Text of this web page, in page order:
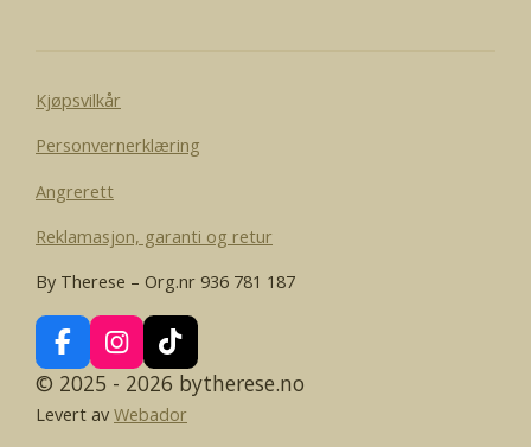
Kjøpsvilkår
Personvernerklæring
Angrerett
Reklamasjon, garanti og retur
By Therese – Org.nr 936 781 187
F
a
c
e
I
n
t
T
i
k
T
© 2025 - 2026 bytherese.no
Levert av Webador